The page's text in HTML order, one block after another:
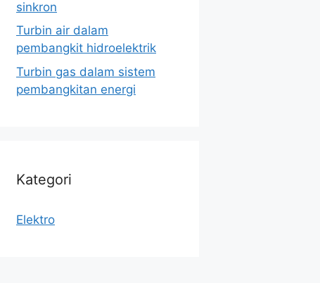
sinkron
Turbin air dalam
pembangkit hidroelektrik
Turbin gas dalam sistem
pembangkitan energi
Kategori
Elektro